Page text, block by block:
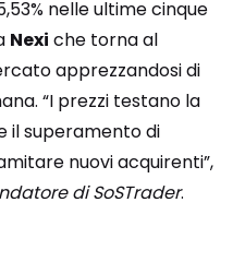
nelle ultime cinque
Nexi che torna al
apprezzandosi di
“I prezzi testano la
il superamento di
nuovi acquirenti”,
di SoSTrader.